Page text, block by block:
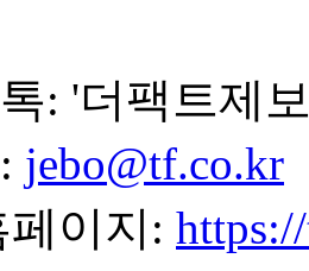
: '더팩트제
jebo@tf.co.kr
페이지: